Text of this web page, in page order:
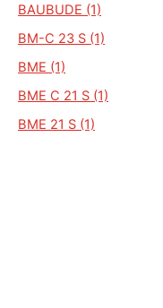
BAUBUDE (1)
BM-C 23 S (1)
BME (1)
BME C 21 S (1)
BME 21 S (1)